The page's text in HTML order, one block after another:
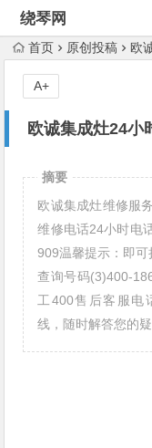
绕琴网
首页 原创投稿 欧
欧诚集成灶24小
A+
摘要
欧诚集成灶维修服
维修电话24小时电
909温馨提示：即
查询号码(3)400-
工400售后客服电
线，随时解答您的